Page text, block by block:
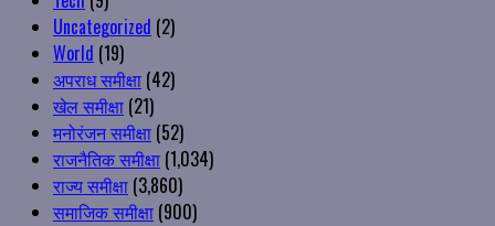
Uncategorized (2)
World (19)
अपराध समीक्षा (42)
खेल समीक्षा (21)
मनोरंजन समीक्षा (52)
राजनैतिक समीक्षा (1,034)
राज्य समीक्षा (3,860)
समाजिक समीक्षा (900)